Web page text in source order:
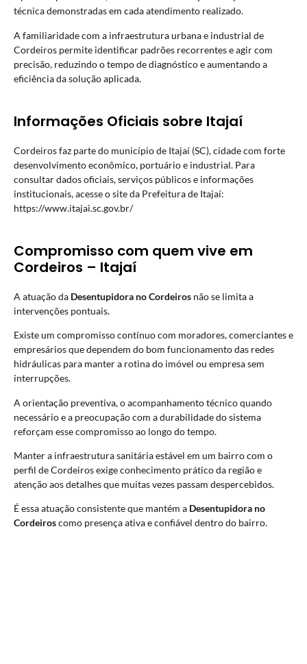
técnica demonstradas em cada atendimento realizado.
A familiaridade com a infraestrutura urbana e industrial de
Cordeiros permite identificar padrões recorrentes e agir com
precisão, reduzindo o tempo de diagnóstico e aumentando a
eficiência da solução aplicada.
Informações Oficiais sobre Itajaí
Cordeiros faz parte do município de Itajaí (SC), cidade com forte
desenvolvimento econômico, portuário e industrial. Para
consultar dados oficiais, serviços públicos e informações
institucionais, acesse o site da Prefeitura de Itajaí:
https://www.itajai.sc.gov.br/
Compromisso com quem vive em
Cordeiros – Itajaí
A atuação da Desentupidora no Cordeiros não se limita a
intervenções pontuais.
Existe um compromisso contínuo com moradores, comerciantes e
empresários que dependem do bom funcionamento das redes
hidráulicas para manter a rotina do imóvel ou empresa sem
interrupções.
A orientação preventiva, o acompanhamento técnico quando
necessário e a preocupação com a durabilidade do sistema
reforçam esse compromisso ao longo do tempo.
Manter a infraestrutura sanitária estável em um bairro com o
perfil de Cordeiros exige conhecimento prático da região e
atenção aos detalhes que muitas vezes passam despercebidos.
É essa atuação consistente que mantém a Desentupidora no
Cordeiroscomo presença ativa e confiável dentro do bairro.